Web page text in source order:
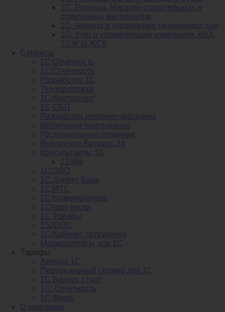
1С: Розница. Магазин строительных и
отделочных материалов
1С: Аренда и управление недвижимостью
1C: Учет в управляющих компаниях ЖКХ,
ТСЖ И ЖСК
Сервисы
1С:Отчетность
1С:Отчетность
Разработка 1С
Техподдержка
1С:Контрагент
1С СБП
Разработка интернет-магазина
Мобильное приложение
Распознавание первички
Внедрение Битрикс 24
Консультанты 1С
21996
1С:ЭДО
1С:Директ Банк
1С:ИТС
1С:Номенклатура
1Спарк риски
1С:Товары
152DOC
1С:Кабинет сотрудника
Маркетплейсы для 1С
Тарифы
Аренда 1С
Персональный сервер для 1С
1С Бизнес старт
1С: Отчетность
1C Фреш
О компании